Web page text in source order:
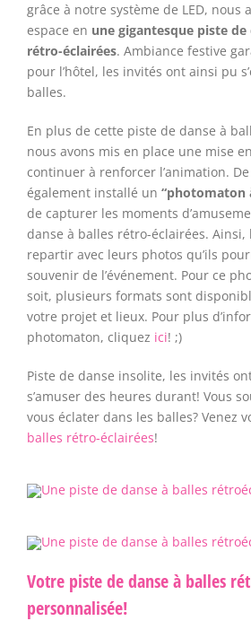
grâce à notre système de LED, nous
espace en une gigantesque piste de
rétro-éclairées. Ambiance festive
pour l’hôtel, les invités ont ainsi pu
balles.
En plus de cette piste de danse à
nous avons mis en place une mise
continuer à renforcer l’animation.
également installé un “photomaton
de capturer les moments
danse à balles rétro-éclairées. Ainsi,
repartir avec leurs photos qu’ils
souvenir de l’événement. Pour ce
soit, plusieurs formats sont
votre projet et lieux. Pour plus
photomaton, cliquez ici! ;)
Piste de danse insolite, les invités
s’amuser des heures durant! Vous
vous éclater dans les balles? Venez
balles rétro-éclairées!
Votre piste de danse à balles
personnalisée!